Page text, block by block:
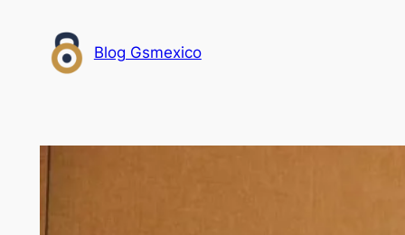
contenido
Blog Gsmexico